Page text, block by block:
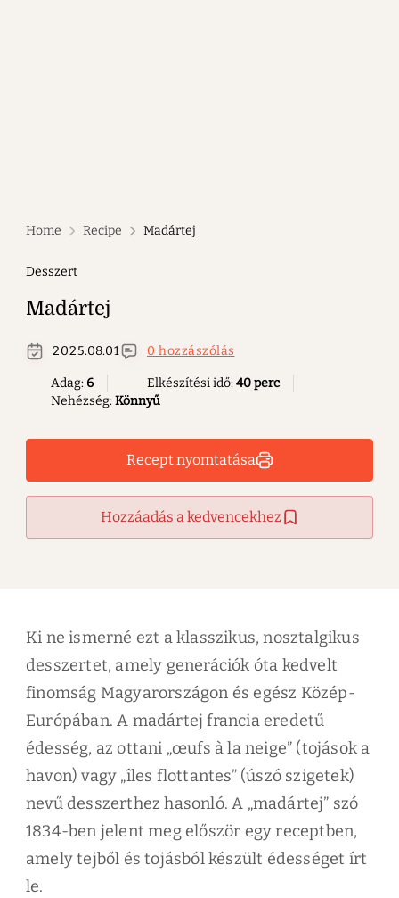
Home Recipe Madártej
Desszert
Madártej
2025.08.01 0 hozzászólás
Adag:6 Elkészítési idő:40 perc
Nehézség:Könnyű
Recept nyomtatása
Hozzáadás a kedvencekhez
Ki ne ismerné ezt a klasszikus, nosztalgikus
desszertet, amely generációk óta kedvelt
finomság Magyarországon és egész Közép-
Európában. A madártej francia eredetű
édesség, az ottani „œufs à la neige” (tojások a
havon) vagy „îles flottantes” (úszó szigetek)
nevű desszerthez hasonló. A „madártej” szó
1834-ben jelent meg először egy receptben,
amely tejből és tojásból készült édességet írt
le.